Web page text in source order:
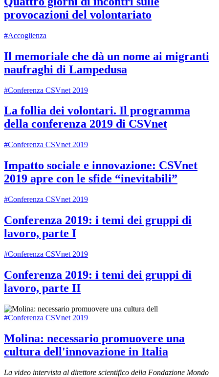
provocazioni del volontariato
#Accoglienza
Il memoriale che dà un nome ai migranti
naufraghi di Lampedusa
#Conferenza CSVnet 2019
La follia dei volontari. Il programma
della conferenza 2019 di CSVnet
#Conferenza CSVnet 2019
Impatto sociale e innovazione: CSVnet
2019 apre con le sfide “inevitabili”
#Conferenza CSVnet 2019
Conferenza 2019: i temi dei gruppi di
lavoro, parte I
#Conferenza CSVnet 2019
Conferenza 2019: i temi dei gruppi di
lavoro, parte II
#Conferenza CSVnet 2019
Molina: necessario promuovere una
cultura dell'innovazione in Italia
La video intervista al direttore scientifico della Fondazione Mondo